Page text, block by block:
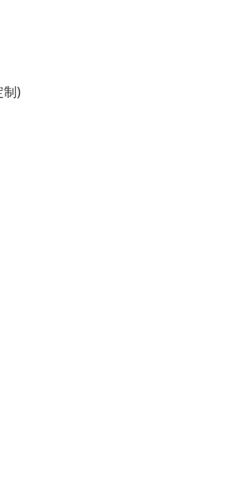
制)